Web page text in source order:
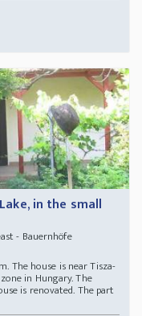
in the small
- Bauernhöfe
The house is near Tisza-
in Hungary. The
is renovated. The part